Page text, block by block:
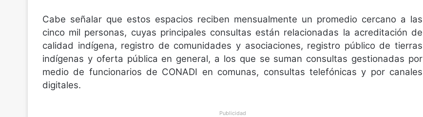
Cabe señalar que estos espacios reciben mensualmente un promedio cercano a las
cinco mil personas, cuyas principales consultas están relacionadas la acreditación de
calidad indígena, registro de comunidades y asociaciones, registro público de tierras
indígenas y oferta pública en general, a los que se suman consultas gestionadas por
medio de funcionarios de CONADI en comunas, consultas telefónicas y por canales
digitales.
Publicidad